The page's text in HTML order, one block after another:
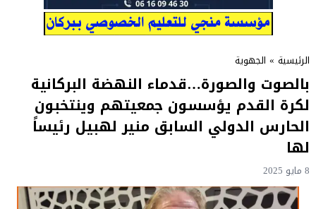
الرئيسية » الجهوية
بالصوت والصورة…قدماء النهضة البركانية
لكرة القدم يؤسسون جمعيتهم وينتخبون
الحارس الدولي السابق منير لهبيل رئيساً
لها
8 مايو 2025